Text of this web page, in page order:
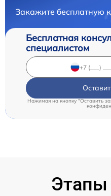
Закажите бесплатную
Бесплатная
специалистом
Нажимая на кнопку "Оставить
Этапы